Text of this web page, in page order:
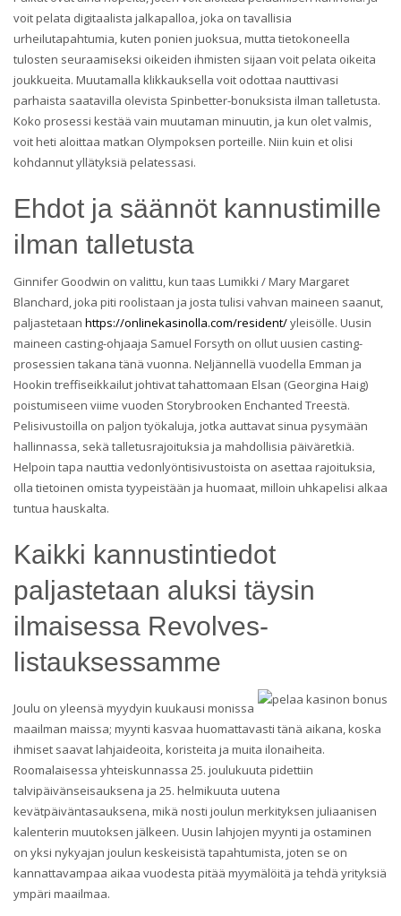
voit pelata digitaalista jalkapalloa, joka on tavallisia
urheilutapahtumia, kuten ponien juoksua, mutta tietokoneella
tulosten seuraamiseksi oikeiden ihmisten sijaan voit pelata oikeita
joukkueita. Muutamalla klikkauksella voit odottaa nauttivasi
parhaista saatavilla olevista Spinbetter-bonuksista ilman talletusta.
Koko prosessi kestää vain muutaman minuutin, ja kun olet valmis,
voit heti aloittaa matkan Olympoksen porteille. Niin kuin et olisi
kohdannut yllätyksiä pelatessasi.
Ehdot ja säännöt kannustimille
ilman talletusta
Ginnifer Goodwin on valittu, kun taas Lumikki / Mary Margaret
Blanchard, joka piti roolistaan ​​ja josta tulisi vahvan maineen saanut,
paljastetaan https://onlinekasinolla.com/resident/yleisölle. Uusin
maineen casting-ohjaaja Samuel Forsyth on ollut uusien casting-
prosessien takana tänä vuonna. Neljännellä vuodella Emman ja
Hookin treffiseikkailut johtivat tahattomaan Elsan (Georgina Haig)
poistumiseen viime vuoden Storybrooken Enchanted Treestä.
Pelisivustoilla on paljon työkaluja, jotka auttavat sinua pysymään
hallinnassa, sekä talletusrajoituksia ja mahdollisia päiväretkiä.
Helpoin tapa nauttia vedonlyöntisivustoista on asettaa rajoituksia,
olla tietoinen omista tyypeistään ja huomaat, milloin uhkapelisi alkaa
tuntua hauskalta.
Kaikki kannustintiedot
paljastetaan aluksi täysin
ilmaisessa Revolves-
listauksessamme
Joulu on yleensä myydyin kuukausi monissa
maailman maissa; myynti kasvaa huomattavasti tänä aikana, koska
ihmiset saavat lahjaideoita, koristeita ja muita ilonaiheita.
Roomalaisessa yhteiskunnassa 25. joulukuuta pidettiin
talvipäivänseisauksena ja 25. helmikuuta uutena
kevätpäiväntasauksena, mikä nosti joulun merkityksen juliaanisen
kalenterin muutoksen jälkeen. Uusin lahjojen myynti ja ostaminen
on yksi nykyajan joulun keskeisistä tapahtumista, joten se on
kannattavampaa aikaa vuodesta pitää myymälöitä ja tehdä yrityksiä
ympäri maailmaa.